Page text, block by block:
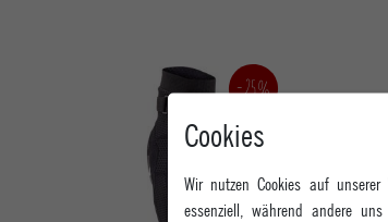
-25%
Cookies
Wir nutzen Cookies auf
essenziell, während andere